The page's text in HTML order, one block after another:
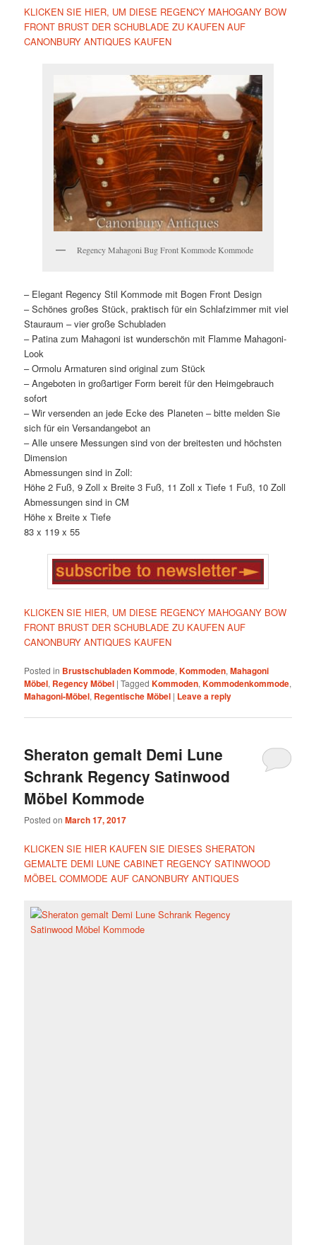
KLICKEN SIE HIER, UM DIESE REGENCY MAHOGANY BOW
FRONT BRUST DER SCHUBLADE ZU KAUFEN AUF
CANONBURY ANTIQUES KAUFEN
Regency Mahagoni Bug Front Kommode Kommode
– Elegant Regency Stil Kommode mit Bogen Front Design
– Schönes großes Stück, praktisch für ein Schlafzimmer mit viel
Stauraum – vier große Schubladen
– Patina zum Mahagoni ist wunderschön mit Flamme Mahagoni-
Look
– Ormolu Armaturen sind original zum Stück
– Angeboten in großartiger Form bereit für den Heimgebrauch
sofort
– Wir versenden an jede Ecke des Planeten – bitte melden Sie
sich für ein Versandangebot an
– Alle unsere Messungen sind von der breitesten und höchsten
Dimension
Abmessungen sind in Zoll:
Höhe 2 Fuß, 9 Zoll x Breite 3 Fuß, 11 Zoll x Tiefe 1 Fuß, 10 Zoll
Abmessungen sind in CM
Höhe x Breite x Tiefe
83 x 119 x 55
KLICKEN SIE HIER, UM DIESE REGENCY MAHOGANY BOW
FRONT BRUST DER SCHUBLADE ZU KAUFEN AUF
CANONBURY ANTIQUES KAUFEN
Posted in Brustschubladen Kommode,Kommoden,Mahagoni
Möbel, Regency Möbel |Tagged Kommoden,Kommodenkommode,
Mahagoni-Möbel, Regentische Möbel | Leave a reply
Sheraton gemalt Demi Lune
Schrank Regency Satinwood
Möbel Kommode
Posted onMarch 17, 2017
KLICKEN SIE HIER KAUFEN SIE DIESES SHERATON
GEMALTE DEMI LUNE CABINET REGENCY SATINWOOD
MÖBEL COMMODE AUF CANONBURY ANTIQUES